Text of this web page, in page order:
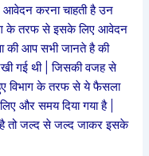
आवेदन करना चाहती है उन
के तरफ से इसके लिए आवेदन
की आप सभी जानते है की
गई थी | जिसकी वजह से
विभाग के तरफ से ये फैसला
और समय दिया गया है |
तो जल्द से जल्द जाकर इसके